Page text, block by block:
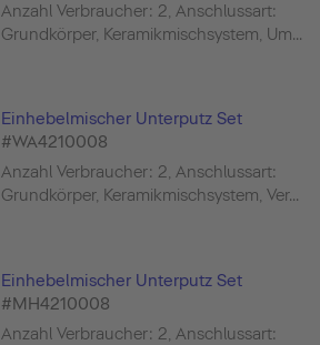
Anzahl Verbraucher: 2, Anschlussart:
Grundkörper, Keramikmischsystem, Um...
Einhebelmischer Unterputz Set
#WA4210008
Anzahl Verbraucher: 2, Anschlussart:
Grundkörper, Keramikmischsystem, Ver...
Einhebelmischer Unterputz Set
#MH4210008
Anzahl Verbraucher: 2, Anschlussart: